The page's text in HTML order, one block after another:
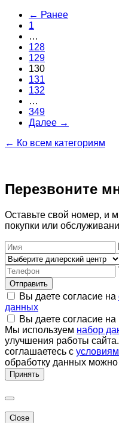
← Ранее
1
…
128
129
130
131
132
…
349
Далее →
← Ко всем категориям
Перезвоните
Оставьте свой номер, и
покупки или
Отправить
Вы даете согласие на
данных
Вы даете согласие на
Мы используем набор
улучшения работы
соглашаетесь с
обработку данных
Принять
Close